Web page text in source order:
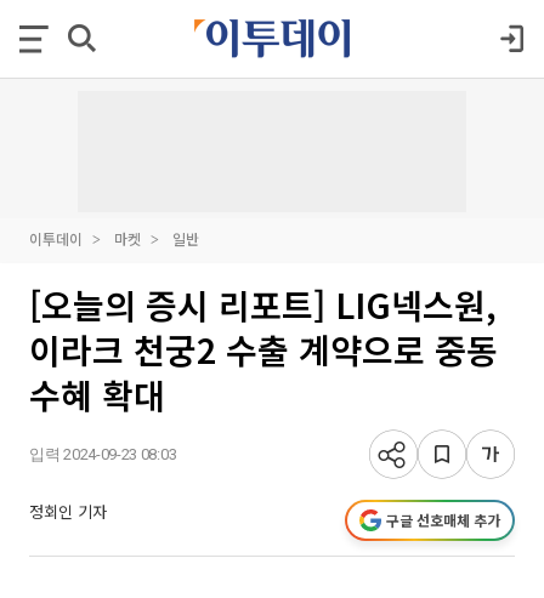
이투데이 마켓 일반
[오늘의 증시 리포트] LIG넥스원,
이라크 천궁2 수출 계약으로 중동
수혜 확대
입력 2024-09-23 08:03
정회인 기자 구글 선호매체 추가